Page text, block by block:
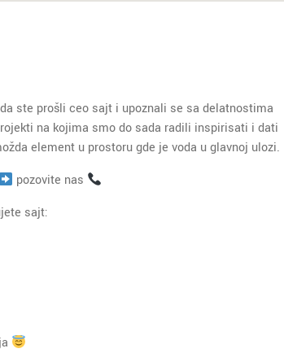
ste prošli ceo sajt i upoznali se sa delatnostima
na kojima smo do sada radili inspirisati i dati
element u prostoru gde je voda u glavnoj ulozi.
pozovite nas
sajt: